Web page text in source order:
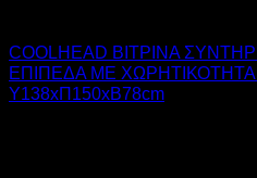
COOLHEAD ΒΙΤΡΙΝΑ
ΕΠΙΠΕΔΑ ΜΕ ΧΩΡΗΤΙΚΟΤΗΤΑ
Υ138xΠ150xΒ78cm